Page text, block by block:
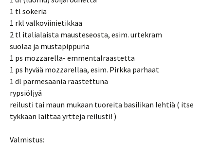
1 tl sokeria
1 rkl valkoviinietikkaa
2 tl italialaista mausteseosta, esim. urtekram
suolaa ja mustapippuria
1 ps mozzarella- emmentalraastetta
1 ps hyvää mozzarellaa, esim. Pirkka parhaat
1 dl parmesaania raastettuna
rypsiöljyä
reilusti tai maun mukaan tuoreita basilikan lehtiä ( itse
tykkään laittaa yrttejä reilusti! )
Valmistus: